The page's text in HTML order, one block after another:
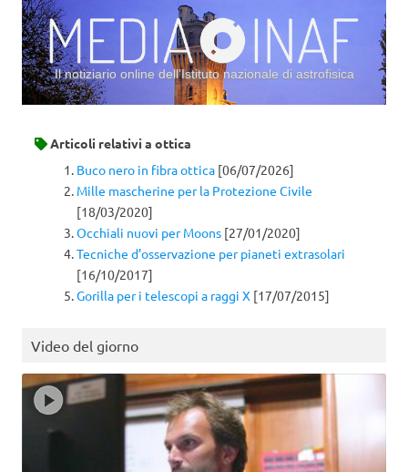
Il notiziario online dell’Istituto nazionale di astrofisica
Articoli relativi a ottica
Buco nero in fibra ottica [06/07/2026]
Mille mascherine per la Protezione Civile
[18/03/2020]
Occhiali nuovi per Moons [27/01/2020]
Tecniche d’osservazione per pianeti extrasolari
[16/10/2017]
Gorilla per i telescopi a raggi X [17/07/2015]
Video del giorno